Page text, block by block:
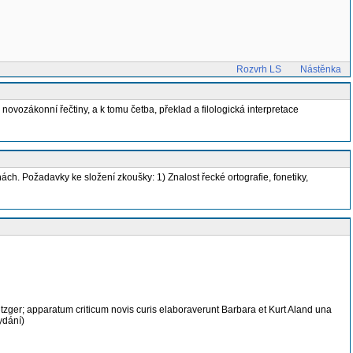
Rozvrh LS
Nástěnka
řečtiny, a k tomu četba, překlad a filologická interpretace
Požadavky ke složení zkoušky: 1) Znalost řecké ortografie, fonetiky,
apparatum criticum novis curis elaboraverunt Barbara et Kurt Aland una